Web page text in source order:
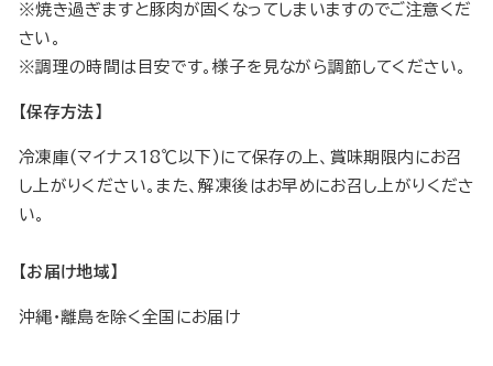
※焼き過ぎますと豚肉が固くなってしまいますのでご注意くだ
さい。
※調理の時間は目安です。様子を見ながら調節してください。
【保存方法】
冷凍庫(マイナス18℃以下)にて保存の上、賞味期限内にお召
し上がりください。また、解凍後はお早めにお召し上がりくださ
い。
【お届け地域】
沖縄・離島を除く全国にお届け